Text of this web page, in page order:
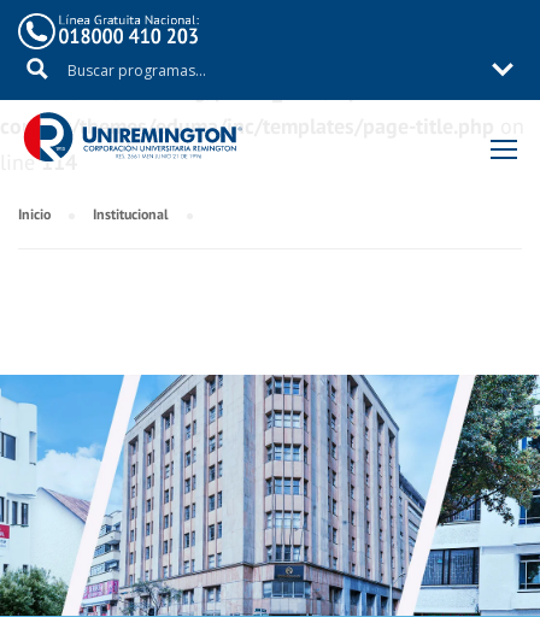
Warning
: Trying to access array offset on value of type
content/themes/eduma/inc/templates/page-title.php
line114
Inicio Institucional